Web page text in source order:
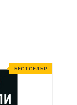
БЕСТСЕЛЪР